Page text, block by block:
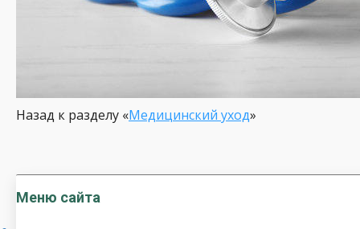
Назад к разделу «Медицинский уход»
Меню сайта